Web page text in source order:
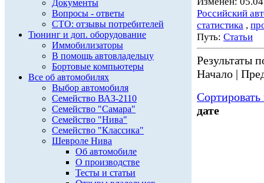
Документы
Вопросы - ответы
СТО: отзывы потребителей
Тюнинг и доп. оборудование
Иммобилизаторы
В помощь автовладельцу
Бортовые компьютеры
Все об автомобилях
Выбор автомобиля
Семейство ВАЗ-2110
Семейство "Самара"
Семейство "Нива"
Семейство "Классика"
Шевроле Нива
Об автомобиле
О производстве
Тесты и статьи
Российский
статистика ,
Путь: Статьи
Результаты
Начало |
дате